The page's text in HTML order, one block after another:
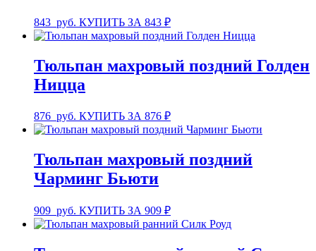
843 руб. КУПИТЬ ЗА 843 ₽
Тюльпан махровый поздний Голден
Ницца
876 руб. КУПИТЬ ЗА 876 ₽
Тюльпан махровый поздний
Чарминг Бьюти
909 руб. КУПИТЬ ЗА 909 ₽